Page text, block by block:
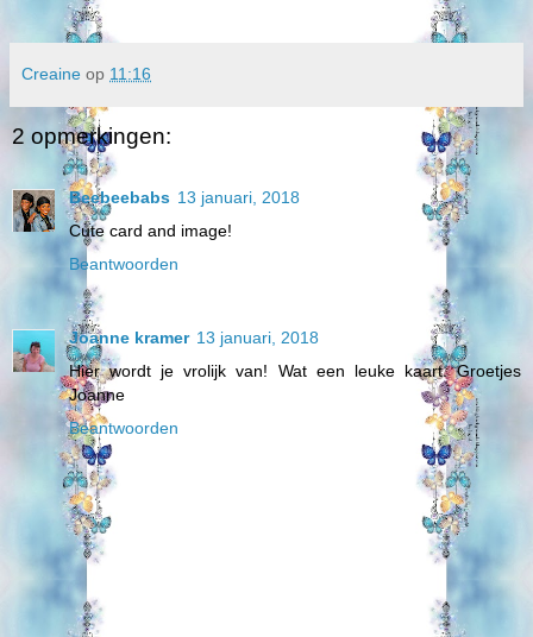
Creaine op 11:16
2 opmerkingen:
Beebeebabs 13 januari, 2018
Cute card and image!
Beantwoorden
Joanne kramer 13 januari, 2018
Hier wordt je vrolijk van! Wat een leuke kaart. Groetjes
Joanne
Beantwoorden